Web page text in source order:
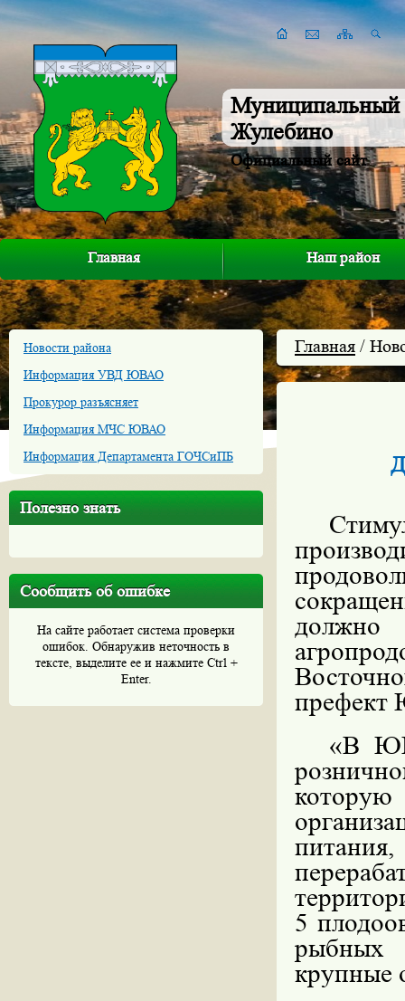
Муниципальный
Жулебино
Официальный сайт
Главная Наш район
Новости района
Информация УВД ЮВАО
Прокурор разъясняет
Информация МЧС ЮВАО
Информация Департамента ГОЧСиПБ
Полезно знать
Сообщить об ошибке
На сайте работает система проверки
ошибок. Обнаружив неточность в
тексте, выделите ее и нажмите Ctrl +
Enter.
Главная /
префект
«В
которую
5
рыбных
крупные